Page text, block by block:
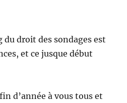
droit des sondages est
et ce jusque début
d’année à vous tous et